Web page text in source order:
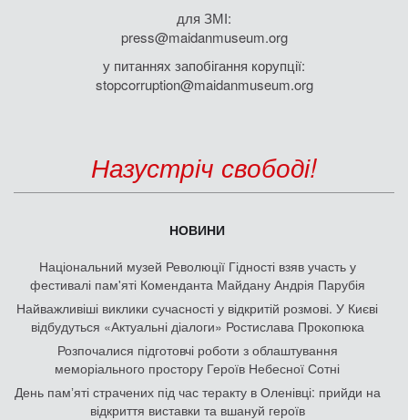
для ЗМІ:
press@maidanmuseum.org
у питаннях запобігання корупції:
stopcorruption@maidanmuseum.org
Назустріч свободі!
НОВИНИ
Національний музей Революції Гідності взяв участь у
фестивалі пам'яті Коменданта Майдану Андрія Парубія
Найважливіші виклики сучасності у відкритій розмові. У Києві
відбудуться «Актуальні діалоги» Ростислава Прокопюка
Розпочалися підготовчі роботи з облаштування
меморіального простору Героїв Небесної Сотні
День памʼяті страчених під час теракту в Оленівці: прийди на
відкриття виставки та вшануй героїв